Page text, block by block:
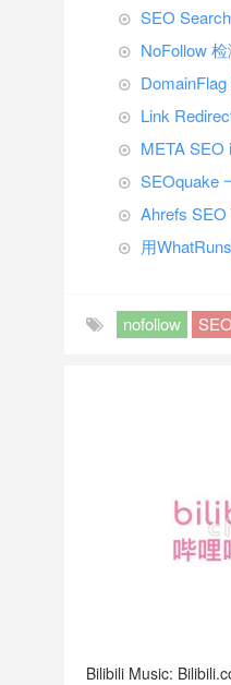
SEO
NoFollow
Link
META
SEOquake
Ahrefs
用
nofollow SEO
Bilibili Music: